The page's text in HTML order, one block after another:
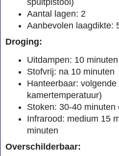
spuitpistool)
Aantal lagen: 2
Aanbevolen laagdikte:
Droging:
Uitdampen: 10
Stofvrij: na 10 minuten
Hanteerbaar: volgende
kamertemperatuur)
Stoken: 30-40 minuten
Infrarood: medium 15
minuten
Overschilderbaar: